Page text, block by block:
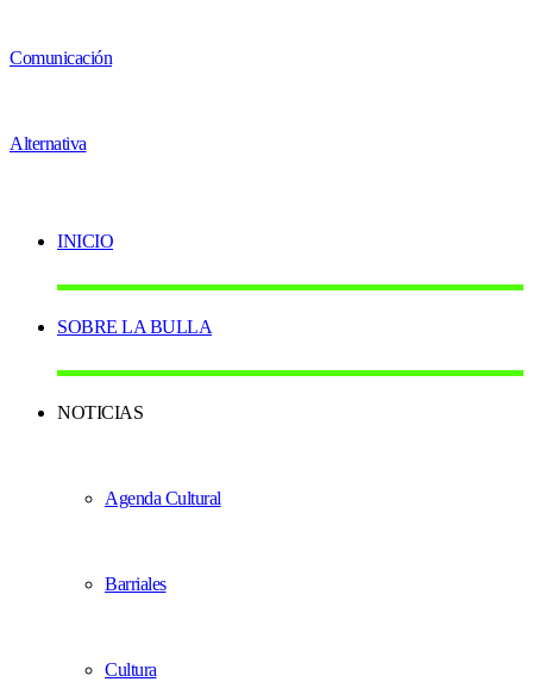
INICIO
SOBRE LA BULLA
NOTICIAS
Agenda Cultural
Barriales
Cultura